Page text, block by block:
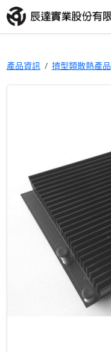
產品資訊 擠型類散熱產品